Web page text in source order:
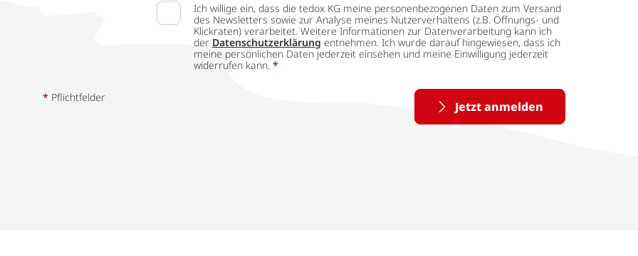
Ich willige ein, dass die tedox KG meine personenbezogenen Daten zum Versand
des Newsletters sowie zur Analyse meines Nutzerverhaltens (z.B. Öffnungs- und
Klickraten) verarbeitet. Weitere Informationen zur Datenverarbeitung kann ich
der Datenschutzerklärung entnehmen. Ich wurde darauf hingewiesen, dass ich
meine persönlichen Daten jederzeit einsehen und meine Einwilligung jederzeit
widerrufen kann. *
Jetzt anmelden
* Pflichtfelder